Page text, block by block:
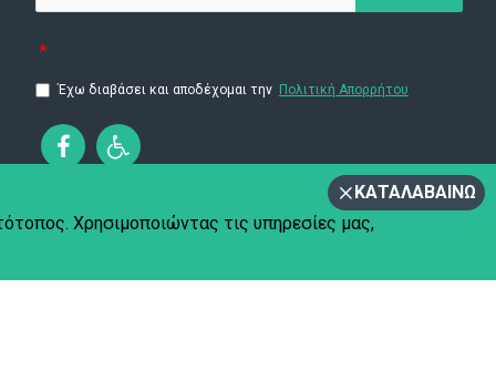
Έχω διαβάσει και αποδέχομαι την Πολιτική Απορρήτου
ΚΑΤΑΛΑΒΑΊΝΩ
Χρησιμοποιώντας τις υπηρεσίες μας,